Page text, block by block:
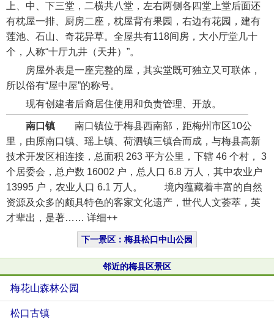
上、中、下三堂，二横共八堂，左右两侧各四堂上堂后面还
有枕屋一排、厨房二座，枕屋背有果园，右边有花园，建有
莲池、石山、奇花异草。全屋共有118间房，大小厅堂几十
个，人称“十厅九井（天井）”。
房屋外表是一座完整的屋，其实堂既可独立又可联体，
所以俗有“屋中屋”的称号。
现有创建者后裔居住使用和负责管理、开放。
南口镇 南口镇位于梅县西南部，距梅州市区10公
里，由原南口镇、瑶上镇、荷泗镇三镇合而成，与梅县高新
技术开发区相连接，总面积 263 平方公里，下辖 46 个村， 3
个居委会，总户数 16002 户，总人口 6.8 万人，其中农业户
13995 户，农业人口 6.1 万人。 境内蕴藏着丰富的自然
资源及众多的颇具特色的客家文化遗产，世代人文荟萃，英
才辈出，是著…… 详细++
下一景区：梅县松口中山公园
邻近的梅县区景区
梅花山森林公园
松口古镇